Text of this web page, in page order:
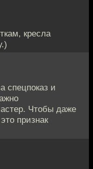
кресла
спецпоказ и
Чтобы даже
признак